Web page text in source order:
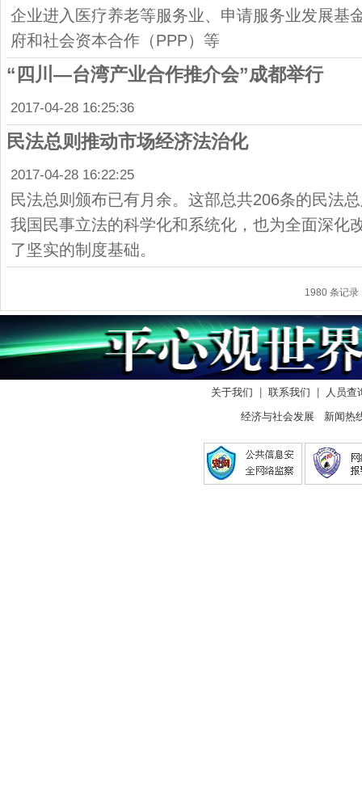
企业进入医疗养老等服务业、申请服务业发展基
府和社会资本合作（PPP）等
“四川—台湾产业合作推介会”成都举行
2017-04-28 16:25:36
民法总则推动市场经济法治化
2017-04-28 16:22:25
民法总则颁布已有月余。这部总共206条的民法
我国民事立法的科学化和系统化，也为全面深化
了坚实的制度基础。
1980 条记
关于我们 联系我们
人员查
经济与社会发展 新闻